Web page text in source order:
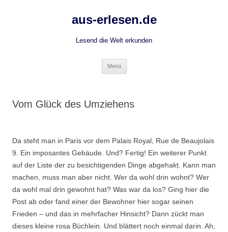
aus-erlesen.de
Lesend die Welt erkunden
Menü
Vom Glück des Umziehens
Da steht man in Paris vor dem Palais Royal, Rue de Beaujolais
9. Ein imposantes Gebäude. Und? Fertig! Ein weiterer Punkt
auf der Liste der zu besichtigenden Dinge abgehakt. Kann man
machen, muss man aber nicht. Wer da wohl drin wohnt? Wer
da wohl mal drin gewohnt hat? Was war da los? Ging hier die
Post ab oder fand einer der Bewohner hier sogar seinen
Frieden – und das in mehrfacher Hinsicht? Dann zückt man
dieses kleine rosa Büchlein. Und blättert noch einmal darin. Ah,